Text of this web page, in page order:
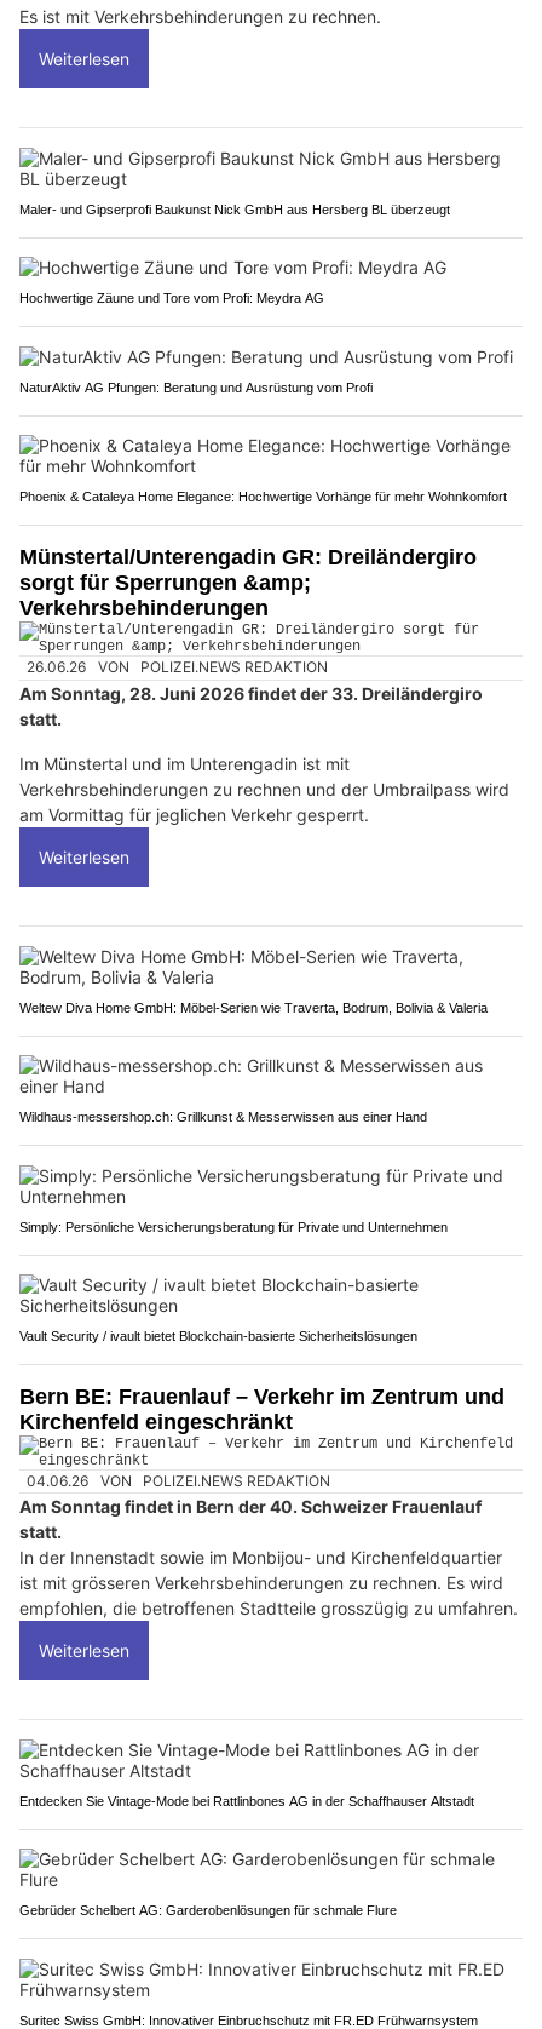
Es ist mit Verkehrsbehinderungen zu rechnen.
Weiterlesen
Maler- und Gipserprofi Baukunst Nick GmbH aus Hersberg BL überzeugt
Hochwertige Zäune und Tore vom Profi: Meydra AG
NaturAktiv AG Pfungen: Beratung und Ausrüstung vom Profi
Phoenix & Cataleya Home Elegance: Hochwertige Vorhänge für mehr Wohnkomfort
Münstertal/Unterengadin GR: Dreiländergiro
sorgt für Sperrungen &amp;
Verkehrsbehinderungen
26.06.26 VON POLIZEI.NEWS REDAKTION
Am Sonntag, 28. Juni 2026 findet der 33. Dreiländergiro
statt.
Im Münstertal und im Unterengadin ist mit
Verkehrsbehinderungen zu rechnen und der Umbrailpass wird
am Vormittag für jeglichen Verkehr gesperrt.
Weiterlesen
Weltew Diva Home GmbH: Möbel-Serien wie Traverta, Bodrum, Bolivia & Valeria
Wildhaus-messershop.ch: Grillkunst & Messerwissen aus einer Hand
Simply: Persönliche Versicherungsberatung für Private und Unternehmen
Vault Security / ivault bietet Blockchain-basierte Sicherheitslösungen
Bern BE: Frauenlauf – Verkehr im Zentrum und
Kirchenfeld eingeschränkt
04.06.26 VON POLIZEI.NEWS REDAKTION
Am Sonntag findet in Bern der 40. Schweizer Frauenlauf
statt.
In der Innenstadt sowie im Monbijou- und Kirchenfeldquartier
ist mit grösseren Verkehrsbehinderungen zu rechnen. Es wird
empfohlen, die betroffenen Stadtteile grosszügig zu umfahren.
Weiterlesen
Entdecken Sie Vintage-Mode bei Rattlinbones AG in der Schaffhauser Altstadt
Gebrüder Schelbert AG: Garderobenlösungen für schmale Flure
Suritec Swiss GmbH: Innovativer Einbruchschutz mit FR.ED Frühwarnsystem